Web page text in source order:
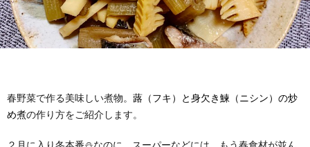
春野菜で作る美味しい煮物。 蕗（フキ）と身欠き鰊（ニシン）の炒
め煮の作り方をご紹介します。
２月に入り冬本番⛄なのに、スーパーなどには、もう春食材が並ん